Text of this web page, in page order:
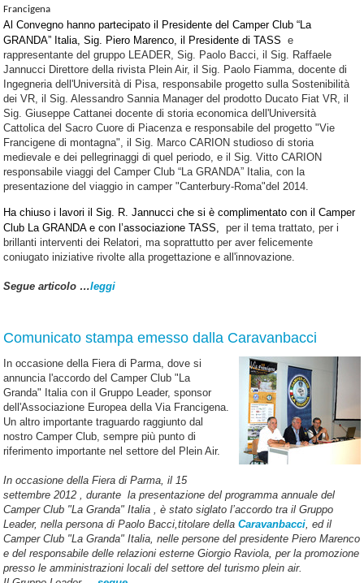
Francigena
Al Convegno hanno partecipato il Presidente del Camper Club “La
GRANDA” Italia, Sig. Piero Marenco, il Presidente di TASSe
rappresentante del gruppo LEADER, Sig. Paolo Bacci, il Sig. Raffaele
Jannucci Direttore della rivista Plein Air, il Sig. Paolo Fiamma, docente di
Ingegneria dell'Università di Pisa, responsabile progetto sulla Sostenibilità
dei VR, il Sig. Alessandro Sannia Manager del prodotto Ducato Fiat VR, il
Sig. Giuseppe Cattanei docente di storia economica dell'Università
Cattolica del Sacro Cuore di Piacenza e responsabile del progetto "Vie
Francigene di montagna", il Sig. Marco CARION studioso di storia
medievale e dei pellegrinaggi di quel periodo, e il Sig. Vitto CARION
responsabile viaggi del Camper Club “La GRANDA” Italia, con la
presentazione del viaggio in camper "Canterbury-Roma"del 2014.
Ha chiuso i lavori il Sig. R. Jannucci che si è complimentato con il Camper
Club La GRANDA e con l’associazione TASS,per il tema trattato, per i
brillanti interventi dei Relatori, ma soprattutto per aver felicemente
coniugato iniziative rivolte alla progettazione e all'innovazione.
Segue articolo …leggi
Comunicato stampa emesso dalla Caravanbacci
In occasione della Fiera di Parma, dove si
annuncia l'accordo del Camper Club "La
Granda" Italia con il Gruppo Leader, sponsor
dell'Associazione Europea della Via Francigena.
Un altro importante traguardo raggiunto dal
nostro Camper Club, sempre più punto di
riferimento importante nel settore del Plein Air.
In occasione della Fiera di Parma, il 15
settembre 2012 , durante la presentazione del programma annuale del
Camper Club "La Granda" Italia , è stato siglato l’accordo tra il Gruppo
Leader, nella persona di Paolo Bacci,titolare dellaCaravanbacci , ed il
Camper Club "La Granda" Italia , nelle persone del presidente Piero Marenco
e del responsabile delle relazioni esterne Giorgio Raviola, per la promozione
presso le amministrazioni locali del settore del turismo plein air.